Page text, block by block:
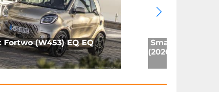
Fortwo (W453) EQ EQ
Smart Forfour
(2020)